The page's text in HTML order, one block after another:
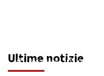
Ultime notizie
Redazione 08/08/2026